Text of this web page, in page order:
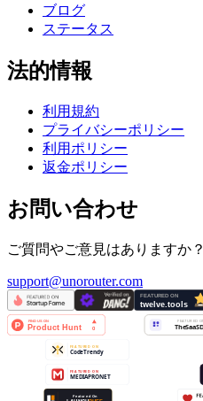
ブログ
ステータス
法的情報
利用規約
プライバシーポリシー
利用ポリシー
返金ポリシー
お問い合わせ
ご質問やご意見はありますか？
support@unorouter.com